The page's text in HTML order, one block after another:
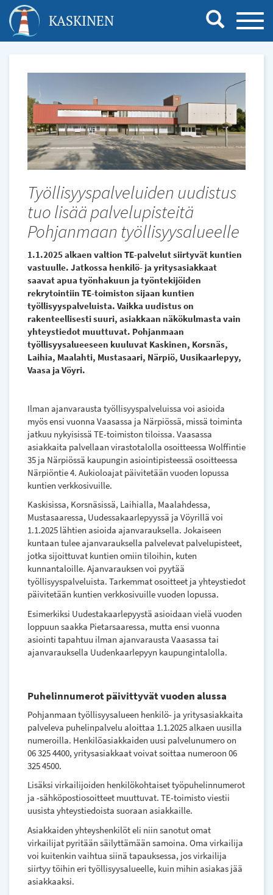
Hyppää
pääsisältöönKASKINEN
Työllisyyspalveluiden uudistus
tuo lisää palvelupisteitä
Pohjanmaan työllisyysalueelle
1.1.2025 alkaen valtion TE-palvelut siirtyvät kuntien
vastuulle. Jatkossa henkilö- ja yritysasiakkaat
saavat apua työnhakuun ja työntekijöiden
rekrytointiin TE-toimiston sijaan kuntien
työllisyyspalveluista. Vaikka uudistus on
rakenteellisesti suuri, asiakkaan näkökulmasta vain
yhteystiedot muuttuvat. Pohjanmaan
työllisyysalueeseen kuuluvat Kaskinen, Korsnäs,
Laihia, Maalahti, Mustasaari, Närpiö, Uusikaarlepyy,
Vaasa ja Vöyri.
Ilman ajanvarausta työllisyyspalveluissa voi asioida
myös ensi vuonna Vaasassa ja Närpiössä, missä toiminta
jatkuu nykyisissä TE-toimiston tiloissa. Vaasassa
asiakkaita palvellaan virastotalolla osoitteessa Wolffintie
35 ja Närpiössä kaupungin asiointipisteessä osoitteessa
Närpiöntie 4. Aukioloajat päivitetään vuoden lopussa
kuntien verkkosivuille.
Kaskisissa, Korsnäsissä, Laihialla, Maalahdessa,
Mustasaaressa, Uudessakaarlepyyssä ja Vöyrillä voi
1.1.2025 lähtien asioida ajanvarauksella. Jokaiseen
kuntaan tulee ajanvarauksella palvelevat palvelupisteet,
jotka sijoittuvat kuntien omiin tiloihin, kuten
kunnantaloille. Ajanvarauksen voi pyytää
työllisyyspalveluista. Tarkemmat osoitteet ja yhteystiedot
päivitetään kuntien verkkosivuille vuoden lopussa.
Esimerkiksi Uudestakaarlepyystä asioidaan vielä vuoden
loppuun saakka Pietarsaaressa, mutta ensi vuonna
asiointi tapahtuu ilman ajanvarausta Vaasassa tai
ajanvarauksella Uudenkaarlepyyn kaupungintalolla.
Puhelinnumerot päivittyvät vuoden alussa
Pohjanmaan työllisyysalueen henkilö- ja yritysasiakkaita
palveleva puhelinpalvelu aloittaa 1.1.2025 alkaen uusilla
numeroilla. Henkilöasiakkaiden uusi palvelunumero on
06 325 4400, yritysasiakkaat voivat soittaa numeroon 06
325 4500.
Lisäksi virkailijoiden henkilökohtaiset työpuhelinnumerot
ja -sähköpostiosoitteet muuttuvat. TE-toimisto viestii
uusista yhteystiedoista suoraan asiakkaille.
Asiakkaiden yhteyshenkilöt eli niin sanotut omat
virkailijat pyritään säilyttämään samoina. Oma virkailija
voi kuitenkin vaihtua siinä tapauksessa, jos virkailija
siirtyy töihin eri työllisyysalueelle, kuin mihin asiakas jää
asiakkaaksi.